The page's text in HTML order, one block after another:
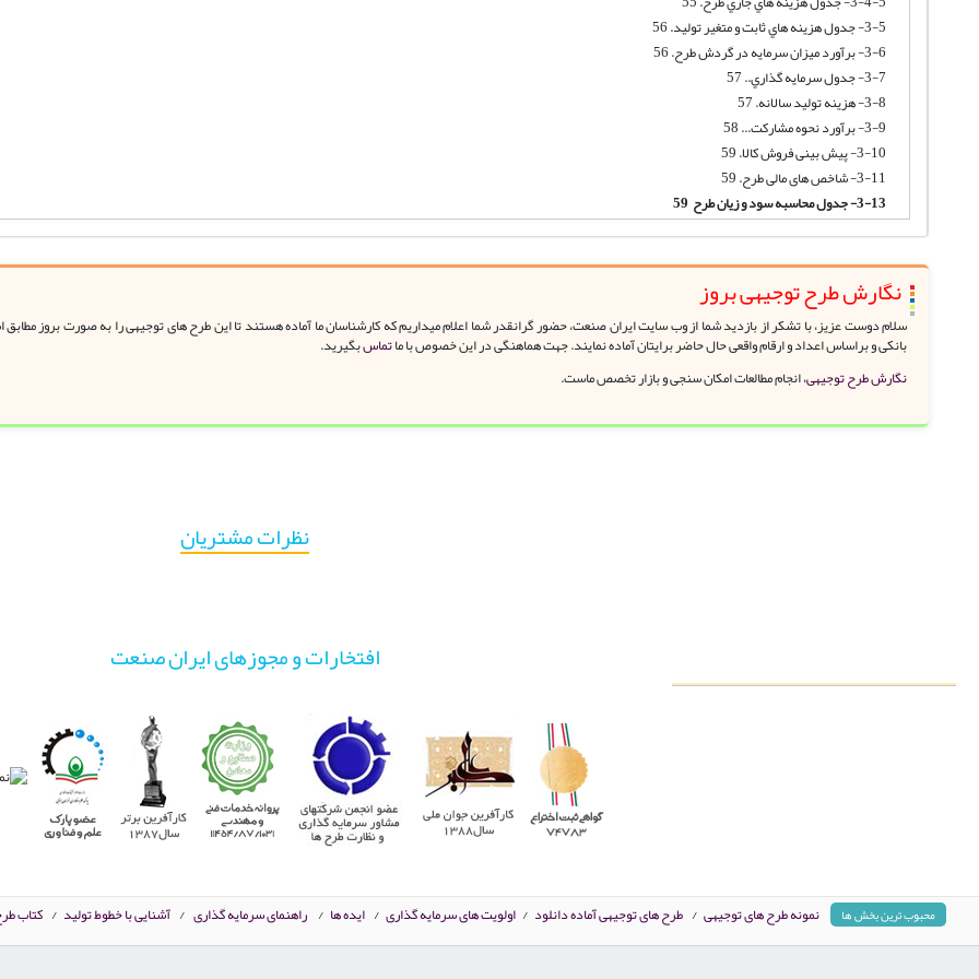
3-5- جدول هزينه هاي ثابت و متغير توليد. 56
3-6- برآورد میزان سرمایه در گردش طرح. 56
3-7- جدول سرمايه گذاري.. 57
3-8- هزینه تولید سالانه. 57
3-9- برآورد نحوه مشارکت... 58
3-10- پیش بینی فروش کالا. 59
3-11- شاخص های مالی طرح. 59
3-13- جدول محاسبه سود و زیان طرح 59
نگارش طرح توجیهی بروز
سلام دوست عزیز، با تشکر از بازدید شما از وب سایت ایران صنعت، حضور گرانقدر شما اعلام میداریم که کارشناسان ما آماده هستند تا این طرح های توجیهی را به صورت بروز مطابق
بانکی و براساس اعداد و ارقام واقعی حال حاضر برایتان آماده نمایند. جهت هماهنگی در این خصوص با ماتماسبگیرید.
نگارش طرح توجیهی،انجام مطالعات امکان سنجی و بازار تخصص ماست.
نظرات مشتریان
افتخارات و مجوزهای ایران صنعت
محبوب ترین بخش ها نمونه طرح های توجیهی / طرح های توجیهی آماده دانلود / اولویت های سرمایه گذاری / ایده ها / راهنمای سرمایه گذاری / آشنایی با خطوط تولید / کتاب